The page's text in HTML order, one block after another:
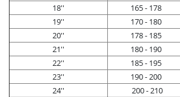
18''
165 - 178
19''
170 - 180
20''
178 - 185
21''
180 - 190
22''
185 - 195
23''
190 - 200
24''
200 - 210